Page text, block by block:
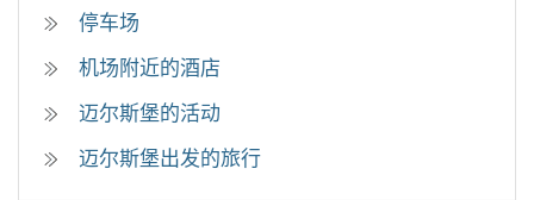
停车场
机场附近的酒店
迈尔斯堡的活动
迈尔斯堡出发的旅行